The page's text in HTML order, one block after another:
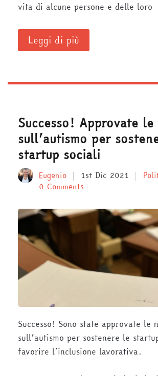
vita di alcune persone e delle loro
Leggi di più
Successo! Approvate
sull’autismo per
startup sociali
Eugenio 1st Dic 2021
0 Comments
Successo! Sono state approvate le
sull’autismo per sostenere le
favorire l’inclusione lavorativa.